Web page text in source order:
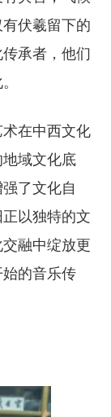
伏羲留下的
承者，他们
在中西文化
域文化底
了文化自
以独特的文
融中绽放更
的音乐传